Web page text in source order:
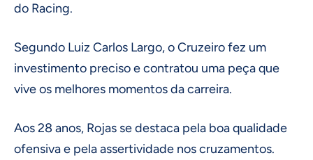
do Racing.
Segundo Luiz Carlos Largo, o Cruzeiro fez um
investimento preciso e contratou uma peça que
vive os melhores momentos da carreira.
Aos 28 anos, Rojas se destaca pela boa qualidade
ofensiva e pela assertividade nos cruzamentos.